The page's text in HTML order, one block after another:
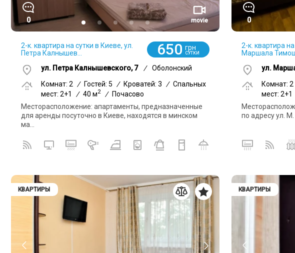
0 movie
2-к. квартира на сутки в Киеве, ул.
Петра Калнышев...
650 грн
СУТКИ
ул. Петра Калнышевского, 7 /
Оболонский
Комнат: 2
/ Гостей: 5 / Кроватей: 3 / Спальных
мест: 2+1
/ 40 м2 /
Почасово
Месторасположение: апартаменты, предназначенные
для аренды посуточно в Киеве, находятся в минском
ма...
0
2-к. квартира
Маршала
ул.
Комнат: 2
мест: 2+1
по адресу ул.
КВАРТИРЫ КВАРТИРЫ